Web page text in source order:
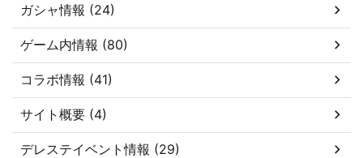
ガシャ情報 (24)
ゲーム内情報 (80)
コラボ情報 (41)
サイト概要 (4)
デレステイベント情報 (29)